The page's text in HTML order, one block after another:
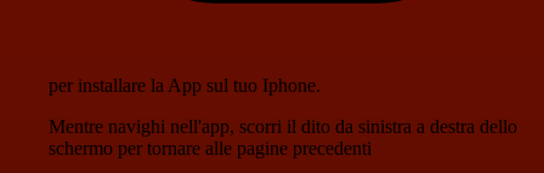
per installare la App sul tuo Iphone.
Mentre navighi nell'app, scorri il dito da sinistra a destra dello
schermo per tornare alle pagine precedenti